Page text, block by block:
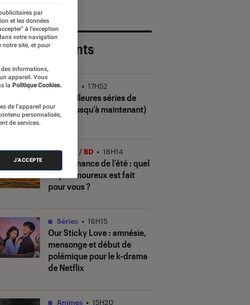
Les plus récents
Les meilleures séries de
2026 (jusqu’à maintenant)
Séries • 17H52
Quiz romance de l’été : quel
trope amoureux est fait
pour vous ?
Livres / BD • 18H14
Our Sticky Love: amnésie,
mensonge et début de
polémique pour le k-drama
de Netflix
Séries • 16H15
Animes • 15H20
par
et les données
à l’exception
votre navigation
notre site, et pour
informations,
appareil. Vous
la Politique Cookies.
de l’appareil pour
personnalisés,
de services.
J'ACCEPTE